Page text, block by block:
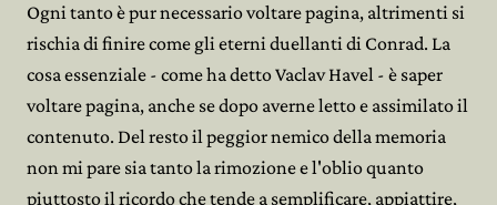
Ogni tanto è pur necessario voltare pagina, altrimenti si
rischia di finire come gli eterni duellanti di Conrad. La
cosa essenziale - come ha detto Vaclav Havel - è saper
voltare pagina, anche se dopo averne letto e assimilato il
contenuto. Del resto il peggior nemico della memoria
non mi pare sia tanto la rimozione e l'oblio quanto
piuttosto il ricordo che tende a semplificare, appiattire,